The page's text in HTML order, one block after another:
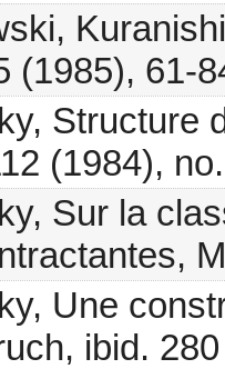
(1985), 61-
Structure
(1984),
Sur la
Une
ibid.